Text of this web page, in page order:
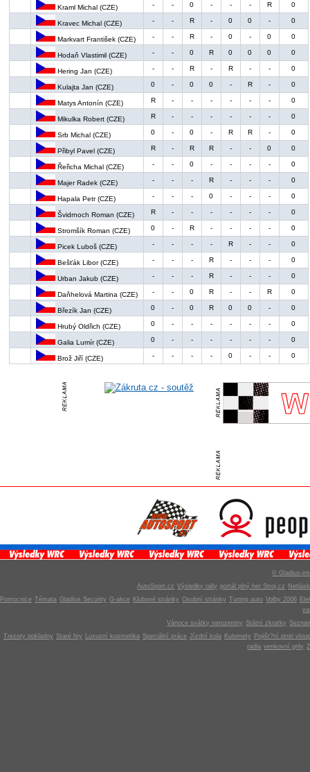
Kraml Michal (CZE) - - 0 - - - R 0
Kravec Michal (CZE) - - R - 0 0 - 0
Markvart František (CZE) - - R - 0 - 0 0
Hodaň Vlastimil (CZE) - - 0 R 0 0 0 0
Hering Jan (CZE) - - R - R - - 0
Kulajta Jan (CZE) 0 - 0 0 - R - 0
Matys Antonín (CZE) R - - - - - - 0
Mikulka Robert (CZE) R - - - - - - 0
Srb Michal (CZE) 0 - 0 - R R - 0
Přibyl Pavel (CZE) R - R R - - 0 0
Řeřicha Michal (CZE) - - 0 - - - - 0
Majer Radek (CZE) - - - R - - - 0
Hapala Petr (CZE) - - - 0 - - - 0
Švidrnoch Roman (CZE) R - - - - - - 0
Stromšík Roman (CZE) 0 - R - - - - 0
Picek Luboš (CZE) - - - - R - - 0
Bešťák Libor (CZE) - - - R - - - 0
Urban Jakub (CZE) - - - R - - - 0
Daňhelová Martina (CZE) - - 0 R - - R 0
Březík Jan (CZE) 0 - 0 R 0 0 - 0
Hrubý Oldřich (CZE) 0 - - - - - - 0
Galia Lumír (CZE) 0 - - - - - - 0
Brož Jiří (CZE) - - - - 0 - - 0
© Gladius-
AutoSport.cz Výsledky rally portál plný her Stroj.cz
Pomocnice Témata Gladius Security G-akce Klubové stránky Osobní stránky Tuning auto Volby 2006
Vánoce svátky narozeniny Státní zkratky
Trezory pokladny Staré hry Luxusní kosmetika Speciální práce Jízdní kola Kulomety
Pojišt?ní proti
radla venkovní grily